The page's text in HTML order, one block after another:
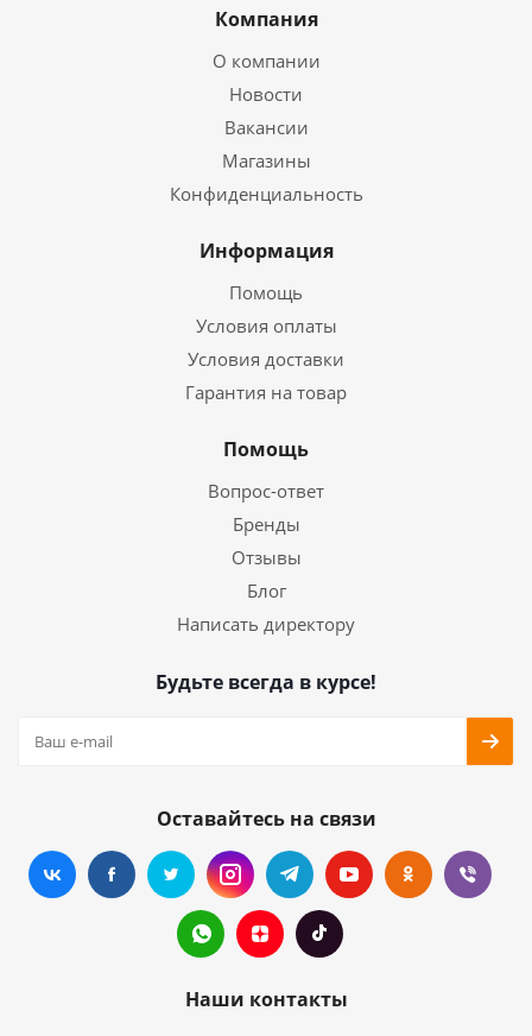
Компания
О компании
Новости
Вакансии
Магазины
Конфиденциальность
Информация
Помощь
Условия оплаты
Условия доставки
Гарантия на товар
Помощь
Вопрос-ответ
Бренды
Отзывы
Блог
Написать директору
Будьте всегда в курсе!
Оставайтесь на связи
Наши контакты